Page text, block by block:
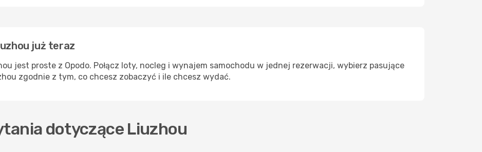
już teraz
jest proste z Opodo. Połącz loty, nocleg i wynajem samochodu w jednej rezerwacji, wybierz pasujące
zgodnie z tym, co chcesz zobaczyć i ile chcesz wydać.
dotyczące Liuzhou